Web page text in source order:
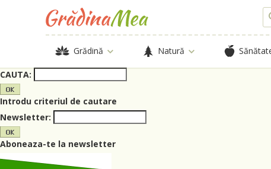
Grădină Natură
CAUTA:
Introdu criteriul de cautare
Newsletter:
Aboneaza-te la newsletter